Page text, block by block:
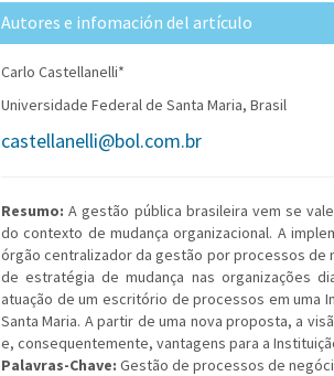
Autores e infomación del artículo
Carlo Castellanelli*
Universidade Federal de Santa Maria, Brasil
castellanelli@bol.com.br
Resumo:A gestão pública brasileira vem se
do contexto de mudança organizacional. A
órgão centralizador da gestão por processos de
de estratégia de mudança nas organizações
atuação de um escritório de processos em uma
Santa Maria. A partir de uma nova proposta, a
e, consequentemente, vantagens para a
Palavras-Chave: Gestão de processos de